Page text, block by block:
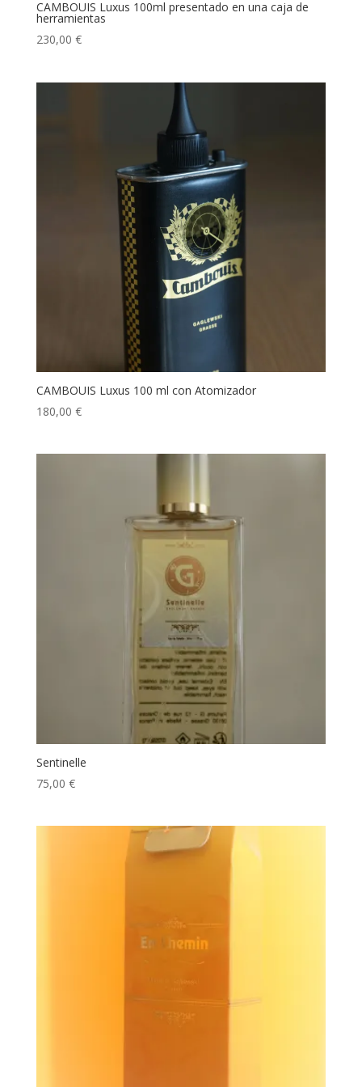
CAMBOUIS Luxus 100ml presentado en una caja de
herramientas
230,00 €
CAMBOUIS Luxus 100 ml con Atomizador
180,00 €
Sentinelle
75,00 €